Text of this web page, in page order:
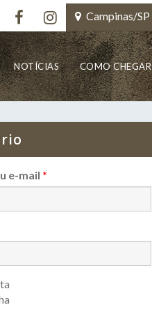
Campinas/SP
NOTÍCIAS COMO CHEGAR
e-mail *